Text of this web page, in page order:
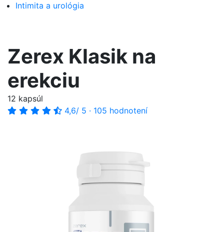
Intimita a urológia
Zerex Klasik na
erekciu
12 kapsúl
4,6/ 5 · 105 hodnotení